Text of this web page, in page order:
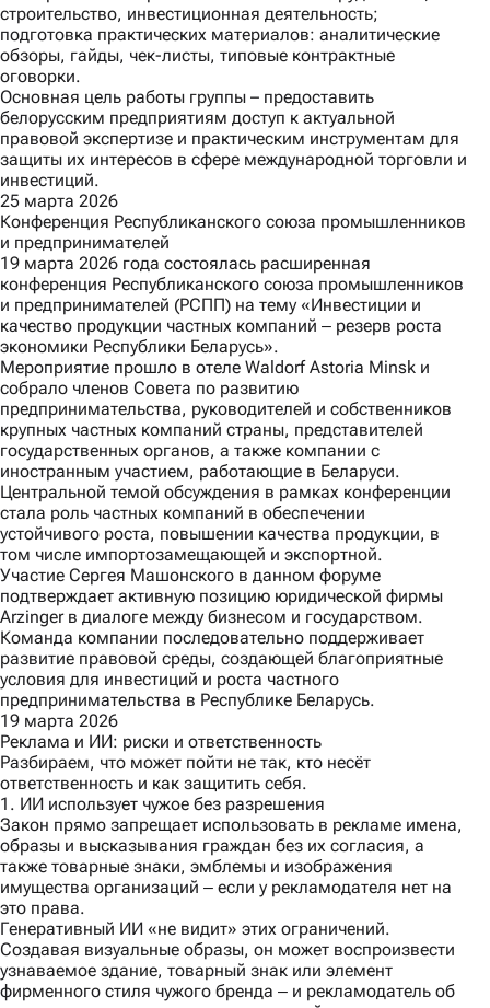
строительство, инвестиционная деятельность;
подготовка практических материалов: аналитические
обзоры, гайды, чек-листы, типовые контрактные
оговорки.
Основная цель работы группы – предоставить
белорусским предприятиям доступ к актуальной
правовой экспертизе и практическим инструментам для
защиты их интересов в сфере международной торговли и
инвестиций.
25 марта 2026
Конференция Республиканского союза промышленников
и предпринимателей
19 марта 2026 года состоялась расширенная
конференция Республиканского союза промышленников
и предпринимателей (РСПП) на тему «Инвестиции и
качество продукции частных компаний ‒ резерв роста
экономики Республики Беларусь».
Мероприятие прошло в отеле Waldorf Astoria Minsk и
собрало членов Совета по развитию
предпринимательства, руководителей и собственников
крупных частных компаний страны, представителей
государственных органов, а также компании с
иностранным участием, работающие в Беларуси.
Центральной темой обсуждения в рамках конференции
стала роль частных компаний в обеспечении
устойчивого роста, повышении качества продукции, в
том числе импортозамещающей и экспортной.
Участие Сергея Машонского в данном форуме
подтверждает активную позицию юридической фирмы
Arzinger в диалоге между бизнесом и государством.
Команда компании последовательно поддерживает
развитие правовой среды, создающей благоприятные
условия для инвестиций и роста частного
предпринимательства в Республике Беларусь.
19 марта 2026
Реклама и ИИ: риски и ответственность
Разбираем, что может пойти не так, кто несёт
ответственность и как защитить себя.
1. ИИ использует чужое без разрешения
Закон прямо запрещает использовать в рекламе имена,
образы и высказывания граждан без их согласия, а
также товарные знаки, эмблемы и изображения
имущества организаций ‒ если у рекламодателя нет на
это права.
Генеративный ИИ «не видит» этих ограничений.
Создавая визуальные образы, он может воспроизвести
узнаваемое здание, товарный знак или элемент
фирменного стиля чужого бренда ‒ и рекламодатель об